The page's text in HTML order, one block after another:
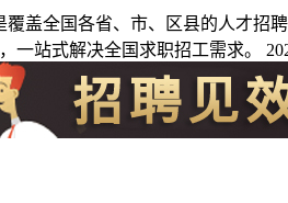
覆盖全国各省、市、区县的人才
一站式解决全国求职招工需求。